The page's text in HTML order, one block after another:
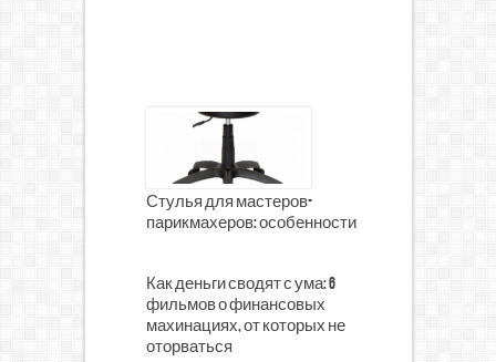
Стулья для мастеров-
парикмахеров: особенности
Как деньги сводят с ума: 6
фильмов о финансовых
махинациях, от которых не
оторваться